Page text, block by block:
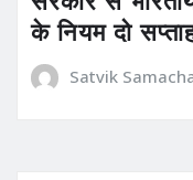
के नियम दो
Satvik